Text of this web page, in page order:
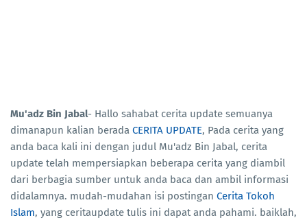
Mu'adz Bin Jabal- Hallo sahabat cerita update semuanya
dimanapun kalian berada CERITA UPDATE, Pada cerita yang
anda baca kali ini dengan judul Mu'adz Bin Jabal, cerita
update telah mempersiapkan beberapa cerita yang diambil
dari berbagia sumber untuk anda baca dan ambil informasi
didalamnya. mudah-mudahan isi postingan Cerita Tokoh
Islam, yang ceritaupdate tulis ini dapat anda pahami. baiklah,